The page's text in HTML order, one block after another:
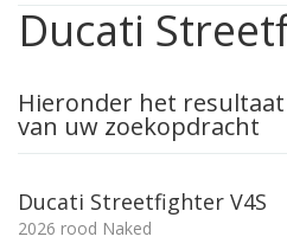
Ducati
Hieronder het resultaat
van uw zoekopdracht
Ducati Streetfighter V4S
2026 rood Naked